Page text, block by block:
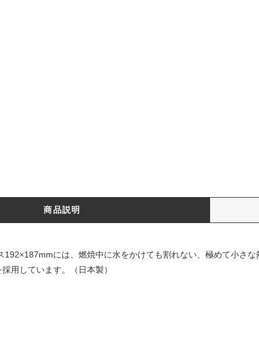
商品説明
192×187mmには、燃焼中に水をかけても割れない、極めて小さ
用しています。（日本製）